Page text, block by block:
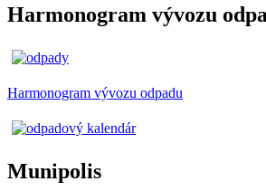
Harmonogram vývozu
Harmonogram vývozu odpadu
Munipolis